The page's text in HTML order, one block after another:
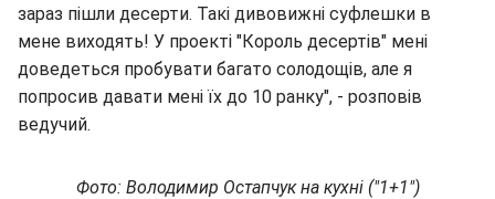
зараз пішли десерти. Такі дивовижні суфлешки в
мене виходять! У проекті "Король десертів" мені
доведеться пробувати багато солодощів, але я
попросив давати мені їх до 10 ранку", - розповів
ведучий.
Фото: Володимир Остапчук на кухні ("1+1")